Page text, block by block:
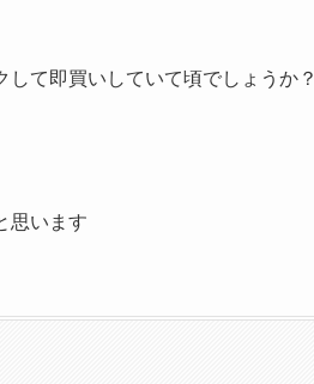
て即買いしていて頃でしょうか？
思います